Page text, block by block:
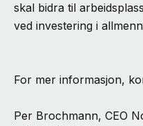
skal bidra til
ved investering i
For mer informasjon,
Per Brochmann, CEO